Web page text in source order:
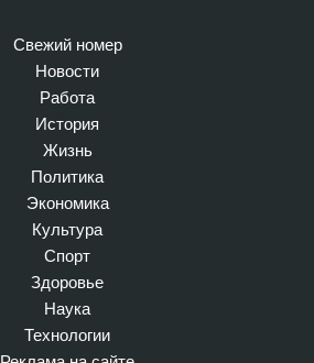
Свежий номер
Новости
Работа
История
Жизнь
Политика
Экономика
Культура
Спорт
Здоровье
Наука
Технологии